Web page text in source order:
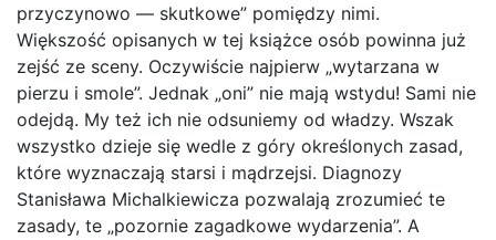
przyczynowo — skutkowe” pomiędzy nimi.
Większość opisanych w tej książce osób powinna już
zejść ze sceny. Oczywiście najpierw „wytarzana w
pierzu i smole”. Jednak „oni” nie mają wstydu! Sami nie
odejdą. My też ich nie odsuniemy od władzy. Wszak
wszystko dzieje się wedle z góry określonych zasad,
które wyznaczają starsi i mądrzejsi. Diagnozy
Stanisława Michalkiewicza pozwalają zrozumieć te
zasady, te „pozornie zagadkowe wydarzenia”. A